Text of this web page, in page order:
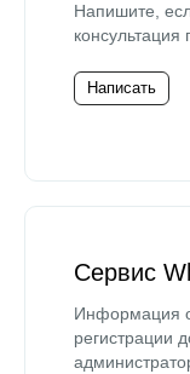
Напишите,
консультация
Написать
Сервис
Информация
регистрации